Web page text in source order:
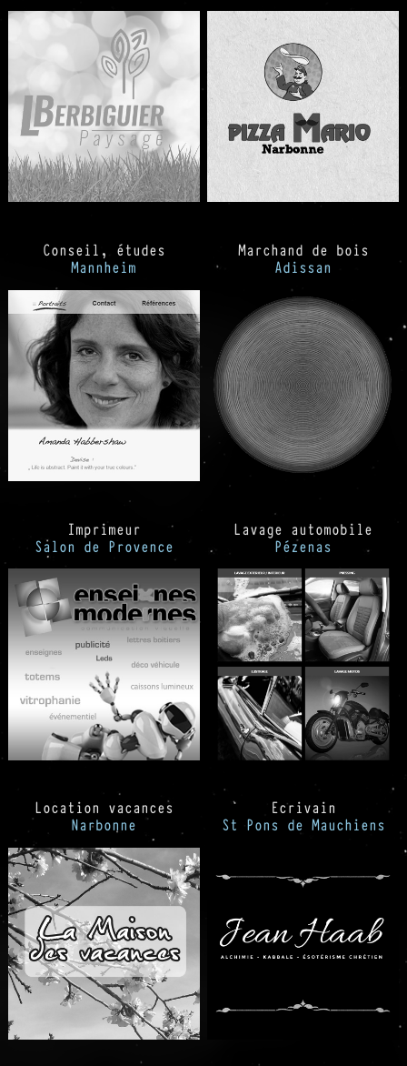
Conseil, études
Mannheim
Marchand de bois
Adissan
Imprimeur
Salon de Provence
Lavage automobile
Pézenas
Location vacances
Narbonne
Ecrivain
St Pons de Mauchiens